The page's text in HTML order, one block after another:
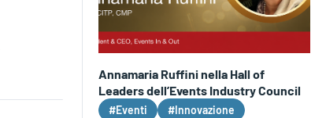
Annamaria Ruffini nella Hall of
Leaders dell’Events Industry Council
#Eventi
#Innovazione